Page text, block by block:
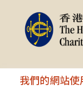
我們的網站